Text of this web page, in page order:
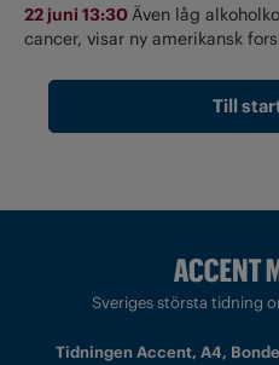
22 juni 13:30Även låg
cancer, visar ny amerikansk
Till
Sveriges största tidning
Tidningen Accent, A4,